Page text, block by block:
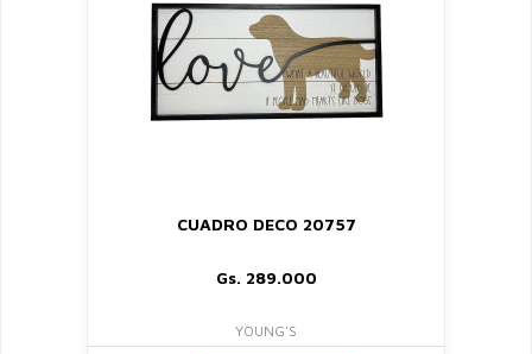
CUADRO DECO 20757
Gs. 289.000
YOUNG'S